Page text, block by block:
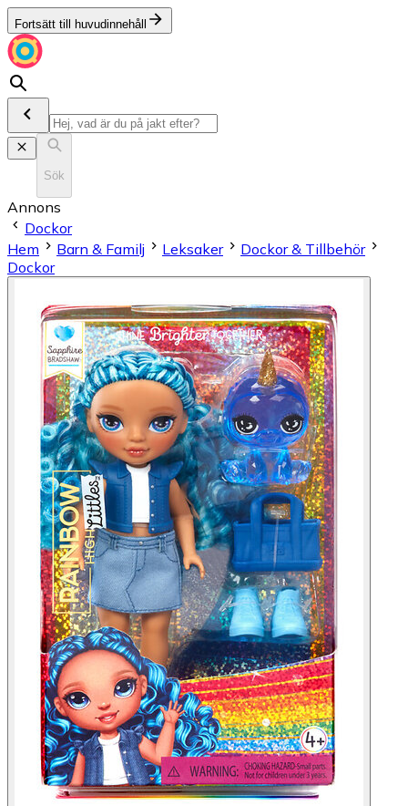
Fortsätt till huvudinnehåll
Sök
Annons
Dockor
Hem
Barn & Familj Leksaker
Dockor & Tillbehör
Dockor